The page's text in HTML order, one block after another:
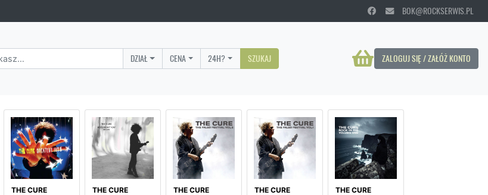
BOK@ROCKSERWIS.PL
ZALOGUJ SIĘ / ZAŁÓŻ KONTO
DZIAŁ CENA 24H? SZUKAJ
THE CURE
THE CURE
THE CURE
THE CURE
THE CURE